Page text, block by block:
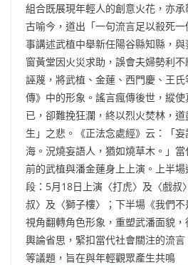
組合既展現年輕人的創意火花，亦
古喻今，道出「一句流言足以殺死
事講述武植中舉新任陽谷縣知縣，
窗黃堂因火災求助，誤會夫婦勢利
誣蔑，將武植、金蓮、西門慶、王
傳》中的形象。謠言瘋傳後世，縱
已，卻難挽狂瀾，終以烈火焚林，
生」之悲。《正法念處經》云：「
海。況燒妄語人，猶如燒草木。」
前的武植與潘金蓮身上上演。上半
段：5月18日上演〈打虎〉及〈戲叔
叔〉及〈獅子樓〉；下半場《我們
視角翻轉角色形象，重塑武潘面貌
輿論省思，緊扣當代社會關注的流
等議題，旨在與年輕觀眾產生共鳴